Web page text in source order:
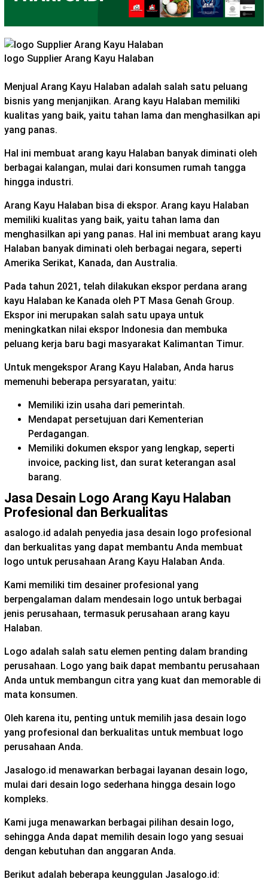
logo Supplier Arang Kayu Halaban
Menjual Arang Kayu Halaban adalah salah satu peluang
bisnis yang menjanjikan. Arang kayu Halaban memiliki
kualitas yang baik, yaitu tahan lama dan menghasilkan api
yang panas.
Hal ini membuat arang kayu Halaban banyak diminati oleh
berbagai kalangan, mulai dari konsumen rumah tangga
hingga industri.
Arang Kayu Halaban bisa di ekspor. Arang kayu Halaban
memiliki kualitas yang baik, yaitu tahan lama dan
menghasilkan api yang panas. Hal ini membuat arang kayu
Halaban banyak diminati oleh berbagai negara, seperti
Amerika Serikat, Kanada, dan Australia.
Pada tahun 2021, telah dilakukan ekspor perdana arang
kayu Halaban ke Kanada oleh PT Masa Genah Group.
Ekspor ini merupakan salah satu upaya untuk
meningkatkan nilai ekspor Indonesia dan membuka
peluang kerja baru bagi masyarakat Kalimantan Timur.
Untuk mengekspor Arang Kayu Halaban, Anda harus
memenuhi beberapa persyaratan, yaitu:
Memiliki izin usaha dari pemerintah.
Mendapat persetujuan dari Kementerian
Perdagangan.
Memiliki dokumen ekspor yang lengkap, seperti
invoice, packing list, dan surat keterangan asal
barang.
Jasa Desain Logo Arang Kayu Halaban
Profesional dan Berkualitas
asalogo.id adalah penyedia jasa desain logo profesional
dan berkualitas yang dapat membantu Anda membuat
logo untuk perusahaan Arang Kayu Halaban Anda.
Kami memiliki tim desainer profesional yang
berpengalaman dalam mendesain logo untuk berbagai
jenis perusahaan, termasuk perusahaan arang kayu
Halaban.
Logo adalah salah satu elemen penting dalam branding
perusahaan. Logo yang baik dapat membantu perusahaan
Anda untuk membangun citra yang kuat dan memorable di
mata konsumen.
Oleh karena itu, penting untuk memilih jasa desain logo
yang profesional dan berkualitas untuk membuat logo
perusahaan Anda.
Jasalogo.id menawarkan berbagai layanan desain logo,
mulai dari desain logo sederhana hingga desain logo
kompleks.
Kami juga menawarkan berbagai pilihan desain logo,
sehingga Anda dapat memilih desain logo yang sesuai
dengan kebutuhan dan anggaran Anda.
Berikut adalah beberapa keunggulan Jasalogo.id: